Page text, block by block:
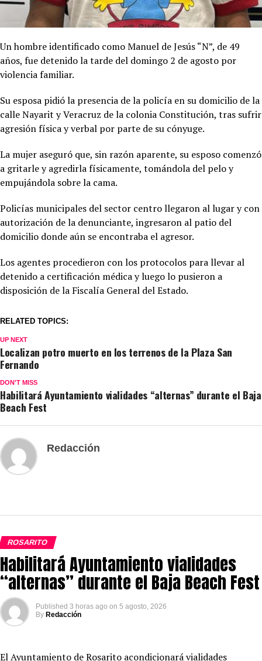
Un hombre identificado como Manuel de Jesús “N”, de 49
años, fue detenido la tarde del domingo 2 de agosto por
violencia familiar.
Su esposa pidió la presencia de la policía en su domicilio de la
calle Nayarit y Veracruz de la colonia Constitución, tras sufrir
agresión física y verbal por parte de su cónyuge.
La mujer aseguró que, sin razón aparente, su esposo comenzó
a gritarle y agredirla físicamente, tomándola del pelo y
empujándola sobre la cama.
Policías municipales del sector centro llegaron al lugar y con
autorización de la denunciante, ingresaron al patio del
domicilio donde aún se encontraba el agresor.
Los agentes procedieron con los protocolos para llevar al
detenido a certificación médica y luego lo pusieron a
disposición de la Fiscalía General del Estado.
RELATED TOPICS:
UP NEXT
Localizan potro muerto en los terrenos de la Plaza San
Fernando
DON'T MISS
Habilitará Ayuntamiento vialidades “alternas” durante el Baja
Beach Fest
Redacción
ROSARITO
Habilitará Ayuntamiento vialidades
“alternas” durante el Baja Beach Fest
Published 3 horas ago on 5 agosto, 2026
By Redacción
El Ayuntamiento de Rosarito acondicionará vialidades